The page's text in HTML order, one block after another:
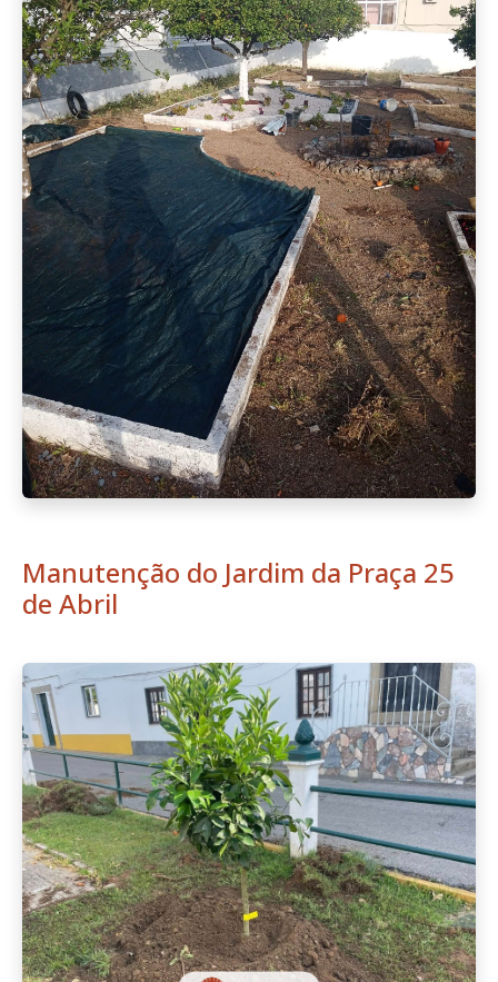
Manutenção do Jardim da Praça 25
de Abril